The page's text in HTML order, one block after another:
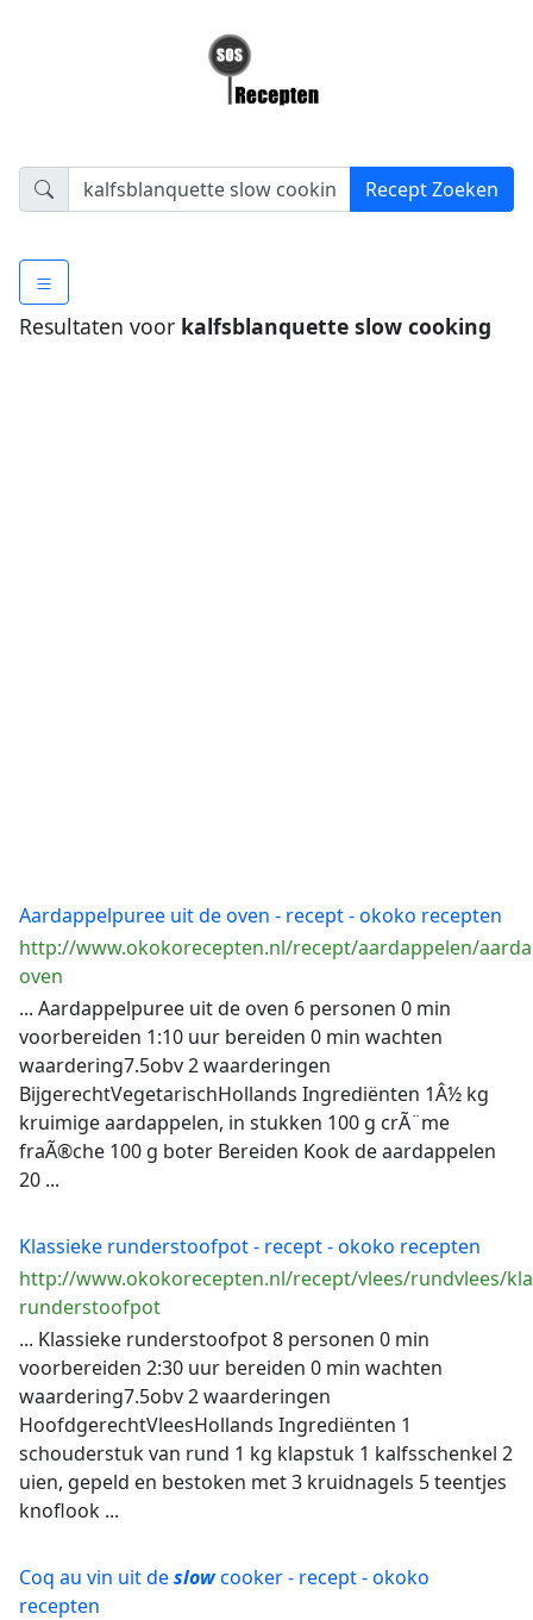
Resultaten voor kalfsblanquette slow cooking
Aardappelpuree uit de oven - recept - okoko recepten
http://www.okokorecepten.nl/recept/aardappelen/
oven
... Aardappelpuree uit de oven 6 personen 0 min
voorbereiden 1:10 uur bereiden 0 min wachten
waardering7.5obv 2 waarderingen
BijgerechtVegetarischHollands Ingrediënten 1Â½ kg
kruimige aardappelen, in stukken 100 g crÃ¨me
fraÃ®che 100 g boter Bereiden Kook de aardappelen
20 ...
Klassieke runderstoofpot - recept - okoko recepten
http://www.okokorecepten.nl/recept/vlees/rundvlees/
runderstoofpot
... Klassieke runderstoofpot 8 personen 0 min
voorbereiden 2:30 uur bereiden 0 min wachten
waardering7.5obv 2 waarderingen
HoofdgerechtVleesHollands Ingrediënten 1
schouderstuk van rund 1 kg klapstuk 1 kalfsschenkel 2
uien, gepeld en bestoken met 3 kruidnagels 5 teentjes
knoflook ...
Coq au vin uit deslowcooker - recept - okoko
recepten